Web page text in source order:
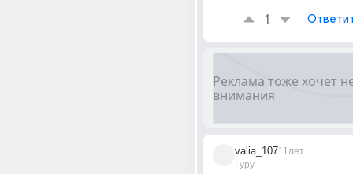
1
valia_107
Гуру
11лет